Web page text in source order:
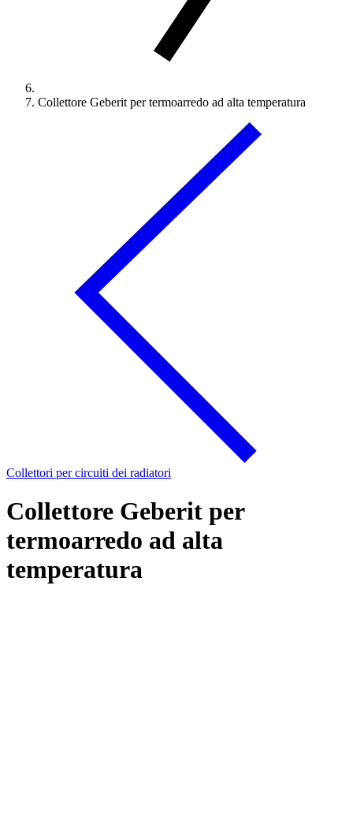
Collettore Geberit per termoarredo ad alta temperatura
Collettori per circuiti dei radiatori
Collettore Geberit per
termoarredo ad alta
temperatura